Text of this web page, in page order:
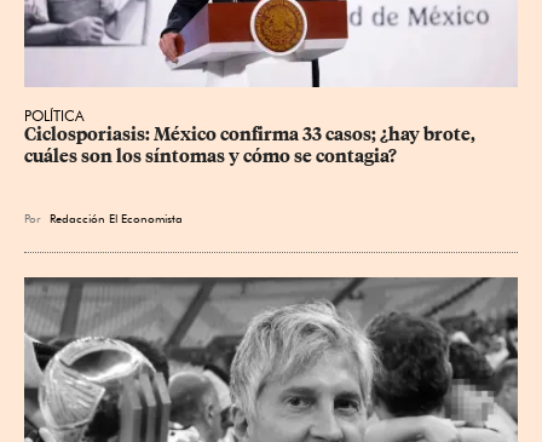
POLÍTICA
Ciclosporiasis: México confirma 33 casos; ¿hay brote,
cuáles son los síntomas y cómo se contagia?
Por Redacción El Economista